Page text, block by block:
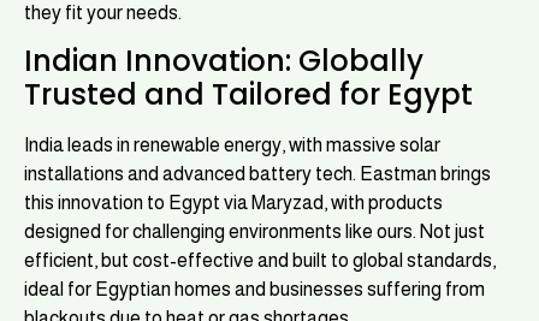
they fit your needs.
Indian Innovation: Globally
Trusted and Tailored for Egypt
India leads in renewable energy, with massive solar
installations and advanced battery tech. Eastman brings
this innovation to Egypt via Maryzad, with products
designed for challenging environments like ours. Not just
efficient, but cost-effective and built to global standards,
ideal for Egyptian homes and businesses suffering from